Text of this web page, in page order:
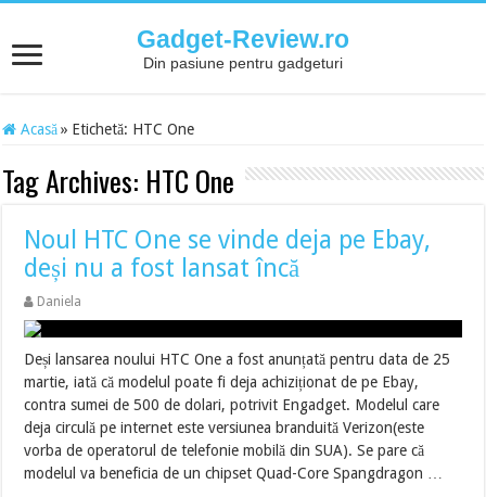
Gadget-Review.ro
Din pasiune pentru gadgeturi
Acasă » Etichetă: HTC One
Tag Archives: HTC One
Noul HTC One se vinde deja pe Ebay,
deși nu a fost lansat încă
Daniela
Deși lansarea noului HTC One a fost anunțată pentru data de 25
martie, iată că modelul poate fi deja achiziționat de pe Ebay,
contra sumei de 500 de dolari, potrivit Engadget. Modelul care
deja circulă pe internet este versiunea branduită Verizon(este
vorba de operatorul de telefonie mobilă din SUA). Se pare că
modelul va beneficia de un chipset Quad-Core Spangdragon …